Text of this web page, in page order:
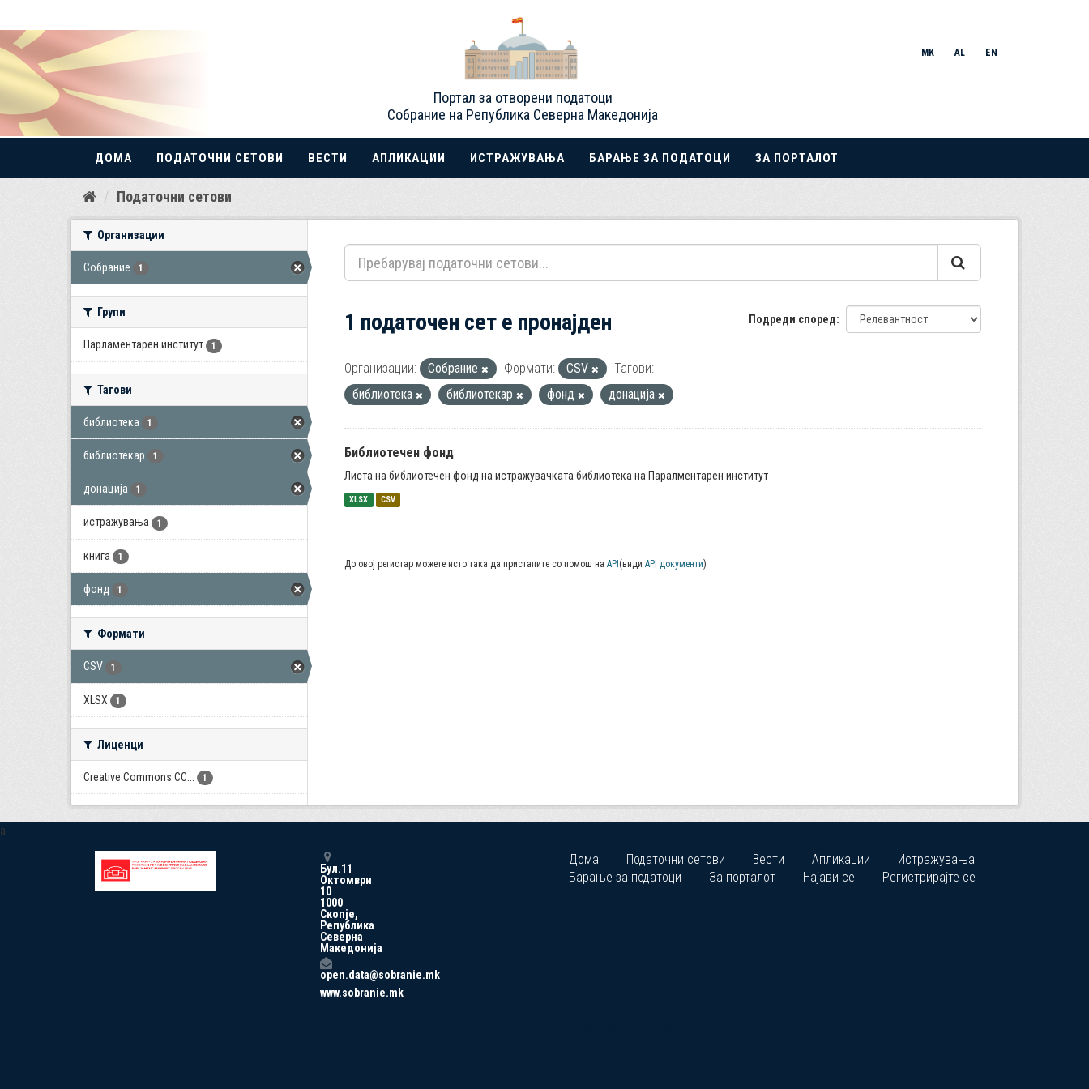
Прескокнете
Портал за отворени податоци
Собрание на Република Северна Македонија
MK AL EN
ДОМА ПОДАТОЧНИ СЕТОВИ ВЕСТИ АПЛИКАЦИИ ИСТРАЖУВАЊА БАРАЊЕ ЗА ПОДАТОЦИ ЗА ПОРТАЛОТ
Податочни сетови
Организации
Собрание 1
Групи
Парламентарен институт 1
Тагови
библиотека 1
библиотекар 1
донација 1
истражувања 1
книга 1
фонд 1
Формати
CSV 1
XLSX 1
Лиценци
Creative Commons CC... 1
Подреди според
1 податочен сет е пронајден
Организации: Собрание Формати: CSV
Тагови:
библиотека
библиотекар фонд донација
Библиотечен фонд
Листа на библиотечен фонд на истражувачката библиотека на Паралментарен институт
XLSX CSV
До овој регистар можете исто така да пристапите со помош на API (види API документи)
a
Бул.11
Октомври
10
1000
Скопје,
Република
Северна
Македонија
open.data@sobranie.mk
www.sobranie.mk
Дома Податочни сетови Вести Апликации
Истражувања
Барање за податоци
За порталот Најави се Регистрирајте се